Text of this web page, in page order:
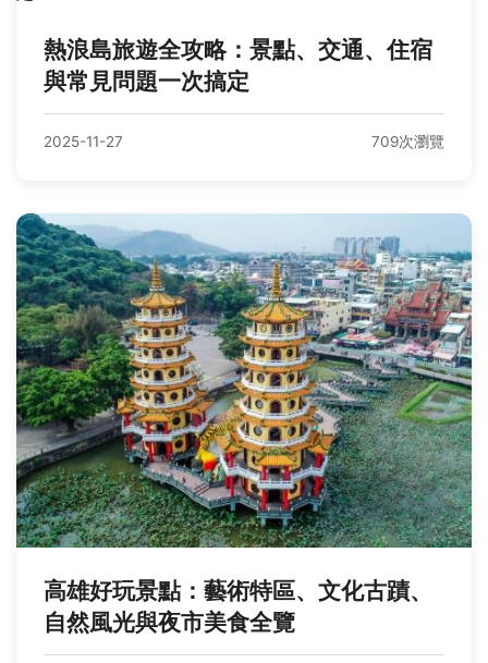
熱浪島旅遊全攻略：景點、交通、住宿
與常見問題一次搞定
2025-11-27 709次瀏覽
高雄好玩景點：藝術特區、文化古蹟、
自然風光與夜市美食全覽